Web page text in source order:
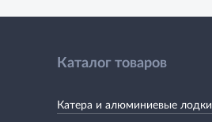
Каталог товаров
Катера и алюминиевые лодки